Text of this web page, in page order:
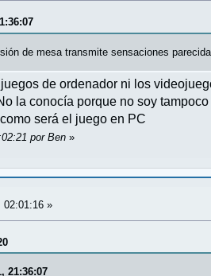
de mesa transmite sensaciones
de ordenador ni los
la conocía porque no soy
será el juego en PC
por Ben »
02:01:16 »
21:36:07